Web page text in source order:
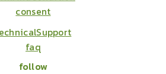
consent
faq
follow